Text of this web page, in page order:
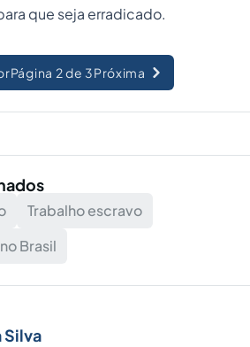
que seja erradicado.
Página 2 de 3Próxima
Trabalho escravo
Brasil
Silva